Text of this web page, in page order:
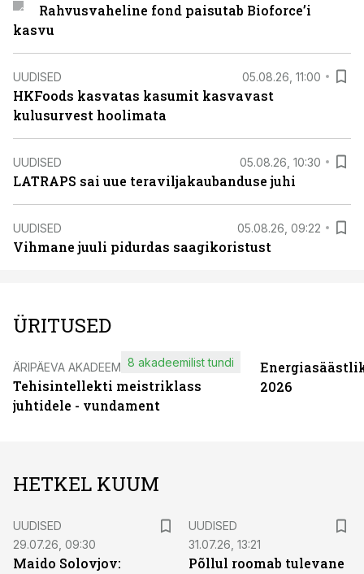
Rahvusvaheline fond paisutab Bioforce’i
kasvu
UUDISED 05.08.26, 11:00
HKFoods kasvatas kasumit kasvavast
kulusurvest hoolimata
UUDISED 05.08.26, 10:30
LATRAPS sai uue teraviljakaubanduse juhi
UUDISED 05.08.26, 09:22
Vihmane juuli pidurdas saagikoristust
ÜRITUSED
ÄRIPÄEVA AKADEEMIA
Tehisintellekti meistriklass
juhtidele - vundament
8 akadeemilist tundi
2026
HETKEL KUUM
UUDISED
29.07.26, 09:30
Maido Solovjov:
UUDISED
31.07.26, 13:21
Põllul roomab tulevane